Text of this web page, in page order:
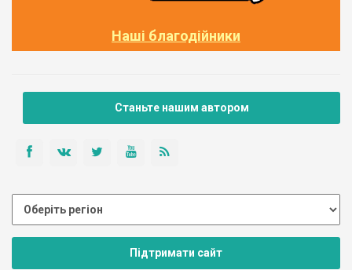
Наші благодійники
Станьте нашим автором
Підтримати сайт